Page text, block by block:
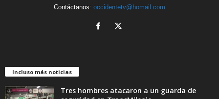
Contáctanos: occidentetv@homail.com
Incluso más noticias
Tres hombres atacaron a un guarda de